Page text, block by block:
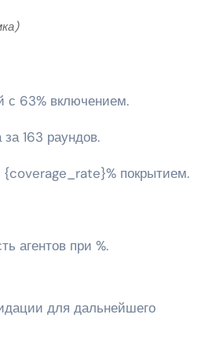
с 63% включением.
163 раундов.
покрытием.
агентов при %.
для дальнейшего